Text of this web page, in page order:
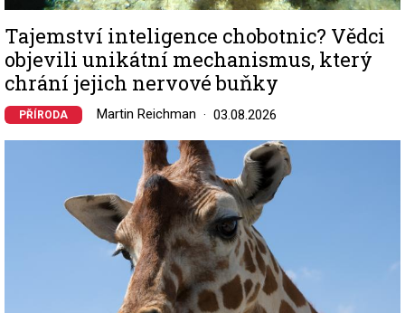
Tajemství inteligence chobotnic? Vědci
objevili unikátní mechanismus, který
chrání jejich nervové buňky
PŘÍRODA Martin Reichman 03.08.2026